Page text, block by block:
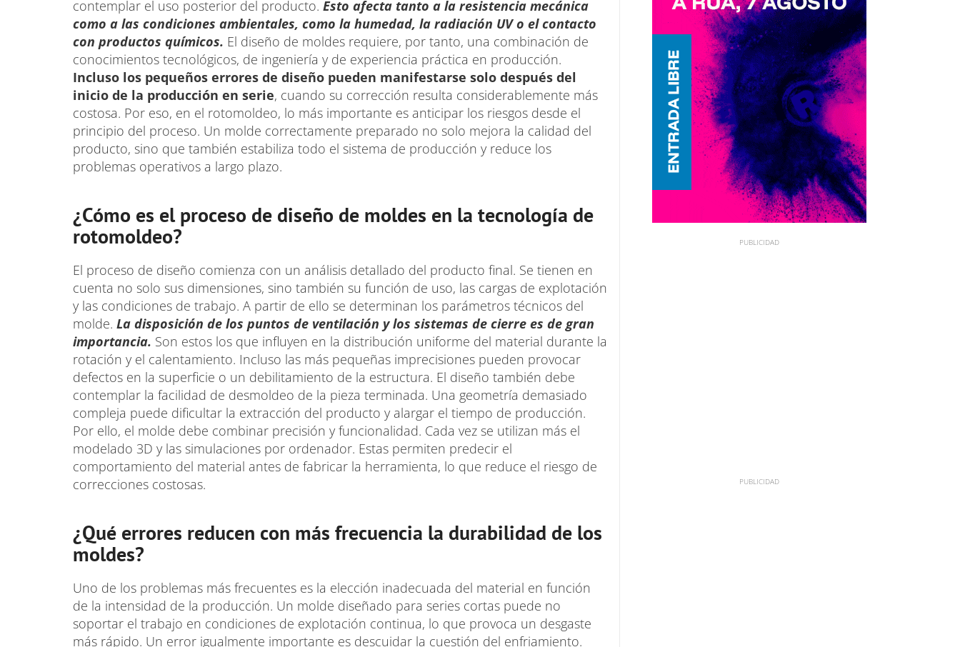
contemplar el uso posterior del producto. Esto afecta tanto a la resistencia mecánica
como a las condiciones ambientales, como la humedad, la radiación UV o el contacto
con productos químicos. El diseño de moldes requiere, por tanto, una combinación de
conocimientos tecnológicos, de ingeniería y de experiencia práctica en producción.
Incluso los pequeños errores de diseño pueden manifestarse solo después del
inicio de la producción en serie, cuando su corrección resulta considerablemente más
costosa. Por eso, en el rotomoldeo, lo más importante es anticipar los riesgos desde el
principio del proceso. Un molde correctamente preparado no solo mejora la calidad del
producto, sino que también estabiliza todo el sistema de producción y reduce los
problemas operativos a largo plazo.
¿Cómo es el proceso de diseño de moldes en la tecnología de
rotomoldeo?
El proceso de diseño comienza con un análisis detallado del producto final. Se tienen en
cuenta no solo sus dimensiones, sino también su función de uso, las cargas de explotación
y las condiciones de trabajo. A partir de ello se determinan los parámetros técnicos del
molde. La disposición de los puntos de ventilación y los sistemas de cierre es de gran
importancia. Son estos los que influyen en la distribución uniforme del material durante la
rotación y el calentamiento. Incluso las más pequeñas imprecisiones pueden provocar
defectos en la superficie o un debilitamiento de la estructura. El diseño también debe
contemplar la facilidad de desmoldeo de la pieza terminada. Una geometría demasiado
compleja puede dificultar la extracción del producto y alargar el tiempo de producción.
Por ello, el molde debe combinar precisión y funcionalidad. Cada vez se utilizan más el
modelado 3D y las simulaciones por ordenador. Estas permiten predecir el
comportamiento del material antes de fabricar la herramienta, lo que reduce el riesgo de
correcciones costosas.
¿Qué errores reducen con más frecuencia la durabilidad de los
moldes?
Uno de los problemas más frecuentes es la elección inadecuada del material en función
de la intensidad de la producción. Un molde diseñado para series cortas puede no
soportar el trabajo en condiciones de explotación continua, lo que provoca un desgaste
más rápido. Un error igualmente importante es descuidar la cuestión del enfriamiento.